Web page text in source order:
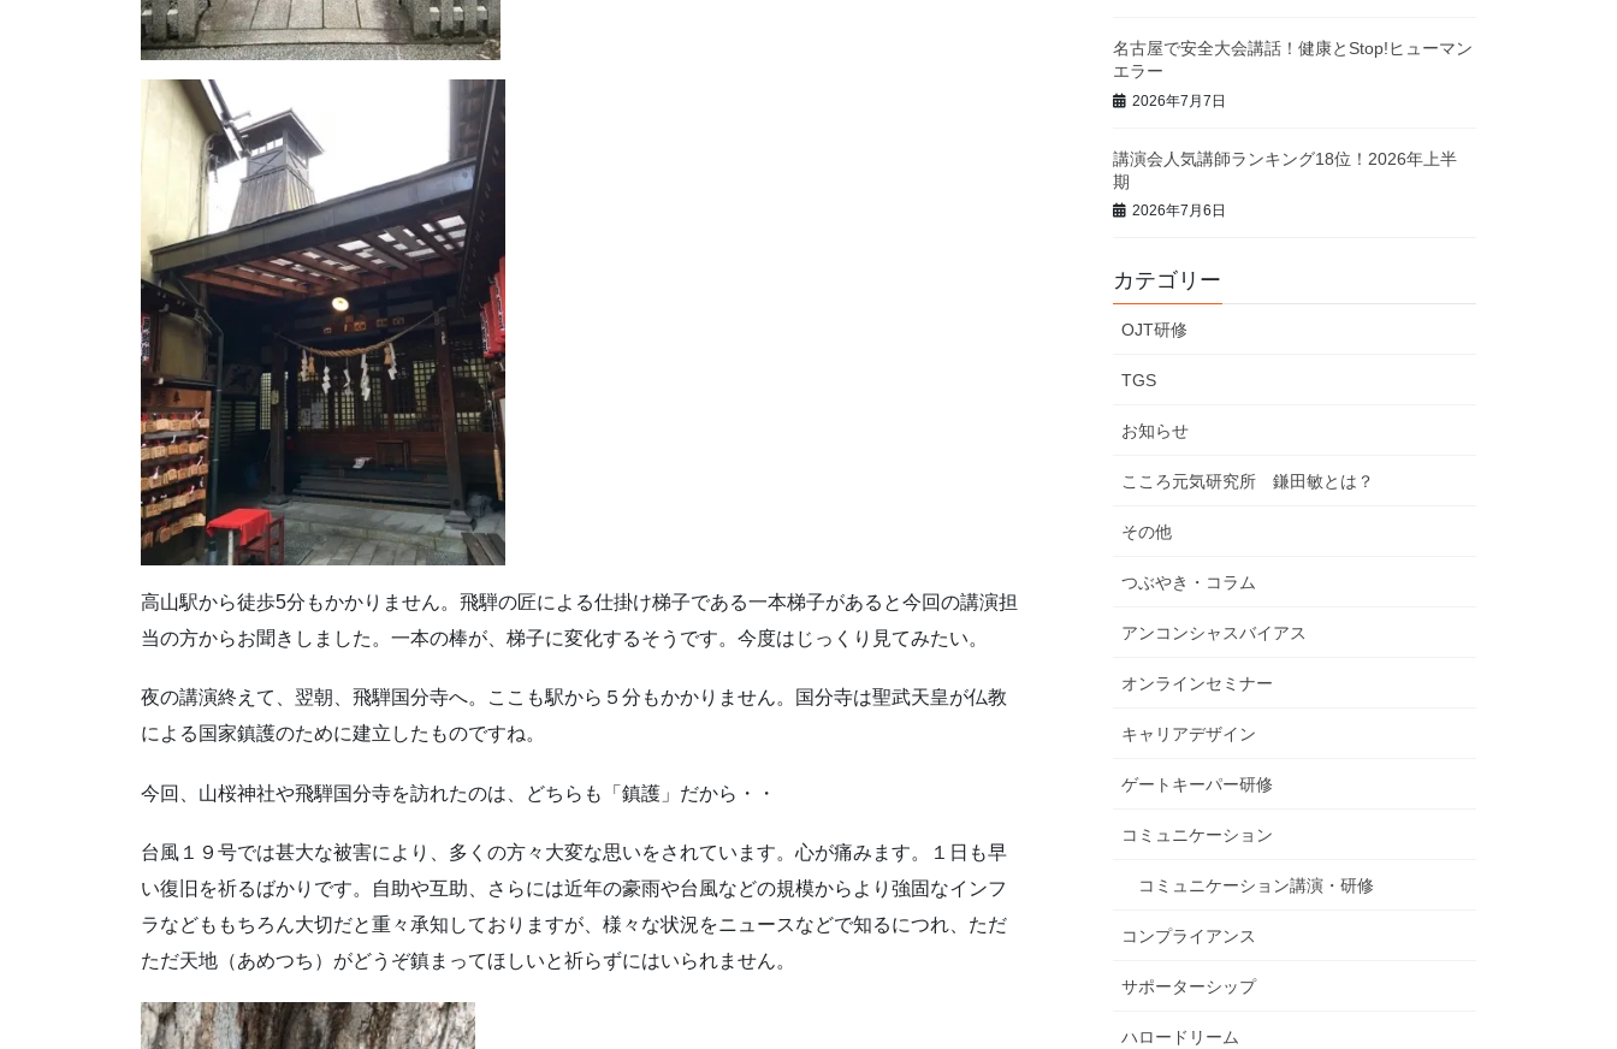
高山駅から徒歩5分もかかりません。飛騨の匠による仕掛け梯子である一本梯子があると今回の講演担
当の方からお聞きしました。一本の棒が、梯子に変化するそうです。今度はじっくり見てみたい。
夜の講演終えて、翌朝、飛騨国分寺へ。ここも駅から５分もかかりません。国分寺は聖武天皇が仏教
による国家鎮護のために建立したものですね。
今回、山桜神社や飛騨国分寺を訪れたのは、どちらも「鎮護」だから・・
台風１９号では甚大な被害により、多くの方々大変な思いをされています。心が痛みます。１日も早
い復旧を祈るばかりです。自助や互助、さらには近年の豪雨や台風などの規模からより強固なインフ
ラなどももちろん大切だと重々承知しておりますが、様々な状況をニュースなどで知るにつれ、ただ
ただ天地（あめつち）がどうぞ鎮まってほしいと祈らずにはいられません。
名古屋で安全大会講話！健康とStop!ヒューマン
エラー
2026年7月7日
講演会人気講師ランキング18位！2026年上半
期
2026年7月6日
カテゴリー
OJT研修
TGS
お知らせ
こころ元気研究所 鎌田敏とは？
その他
つぶやき・コラム
アンコンシャスバイアス
オンラインセミナー
キャリアデザイン
ゲートキーパー研修
コミュニケーション
コミュニケーション講演・研修
コンプライアンス
サポーターシップ
ハロードリーム